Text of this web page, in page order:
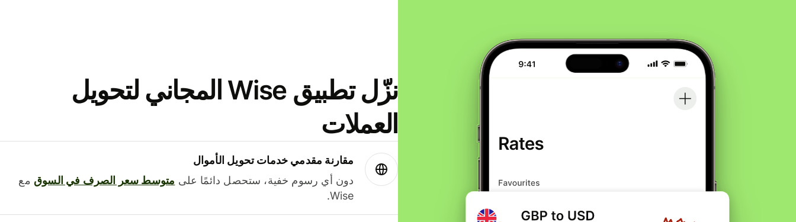
نزّل تطبيق Wise المجاني لتحويل
العملات
مقارنة مقدمي خدمات تحويل الأموال
دون أي رسوم خفية، ستحصل دائمًا على متوسط ​​سعر الصرف في السوق مع
Wise.